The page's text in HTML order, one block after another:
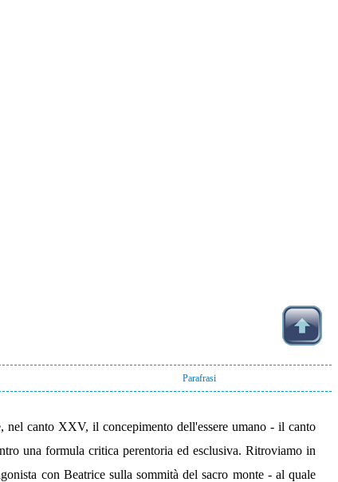
Parafrasi
nel canto XXV, il concepimento dell'essere umano - il canto
una formula critica perentoria ed esclusiva. Ritroviamo in
con Beatrice sulla sommità del sacro monte - al quale